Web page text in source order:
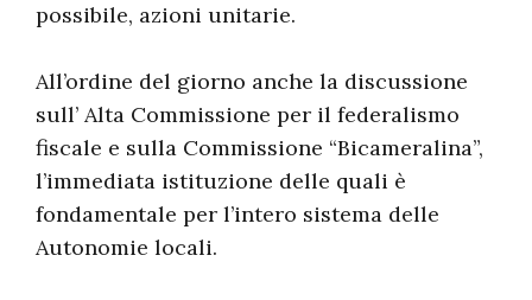
possibile, azioni unitarie.
All’ordine del giorno anche la discussione
sull’ Alta Commissione per il federalismo
fiscale e sulla Commissione “Bicameralina”,
l’immediata istituzione delle quali è
fondamentale per l’intero sistema delle
Autonomie locali.